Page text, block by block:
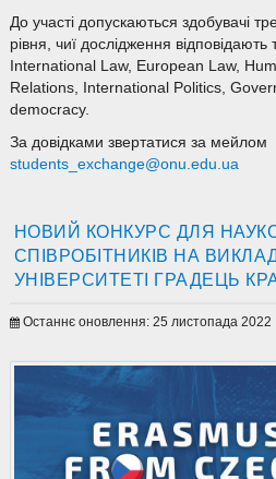
До участі допускаються здобувачі
рівня, чиї дослідження
International Law, European Law,
Relations, International Politics,
democracy.
За довідками звертатися за мейлом
students_exchange@onu.edu.ua
НОВИЙ КОНКУРС ДЛЯ
СПІВРОБІТНИКІВ НА
УНІВЕРСИТЕТІ ГРАДЕЦЬ
Останнє оновлення: 25 листопада 2022